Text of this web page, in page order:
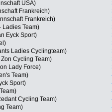
USA)
Frankreich)
Frankreich)
Ladies Team)
Eyck Sport)
Ladies Cyclingteam)
Cycling Team)
Lady Force)
Team)
Sport)
Cycling Team)
Team)